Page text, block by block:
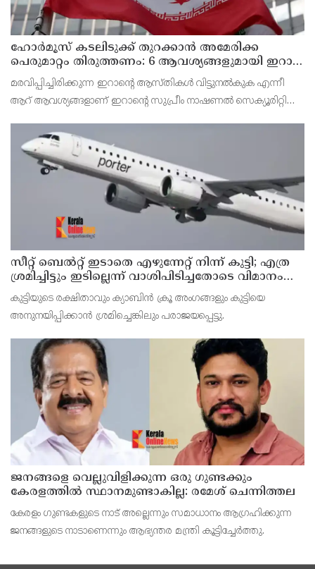
ഹോര്‍മൂസ് കടലിടുക്ക് തുറക്കാന്‍ അമേരിക്ക
പെരുമാറ്റം തിരുത്തണം: 6 ആവശ്യങ്ങളുമായി ഇറാന്‍
ദേശീയ സുരക്ഷാ കൗണ്‍സില്‍
മരവിപ്പിച്ചിരിക്കുന്ന ഇറാന്റെ ആസ്തികള്‍ വിട്ടുനല്‍കുക എന്നീ
ആറ് ആവശ്യങ്ങളാണ് ഇറാന്റെ സുപ്രീം നാഷണല്‍ സെക്യൂരിറ്റി
സീറ്റ് ബെല്‍റ്റ് ഇടാതെ എഴുന്നേറ്റ് നിന്ന് കുട്ടി; എത്ര
ശ്രമിച്ചിട്ടും ഇടില്ലെന്ന് വാശിപിടിച്ചതോടെ വിമാനം
റദ്ദാക്കി
കുട്ടിയുടെ രക്ഷിതാവും ക്യാബിന്‍ ക്രൂ അംഗങ്ങളും കുട്ടിയെ
അനുനയിപ്പിക്കാന്‍ ശ്രമിച്ചെങ്കിലും പരാജയപ്പെട്ടു.
ജനങ്ങളെ വെല്ലുവിളിക്കുന്ന ഒരു ഗുണ്ടക്കും
കേരളത്തില്‍ സ്ഥാനമുണ്ടാകില്ല: രമേശ് ചെന്നിത്തല
കേരളം ഗുണ്ടകളുടെ നാട് അല്ലെന്നും സമാധാനം ആഗ്രഹിക്കുന്ന
ജനങ്ങളുടെ നാടാണെന്നും ആഭ്യന്തര മന്ത്രി കൂട്ടിച്ചേര്‍ത്തു.